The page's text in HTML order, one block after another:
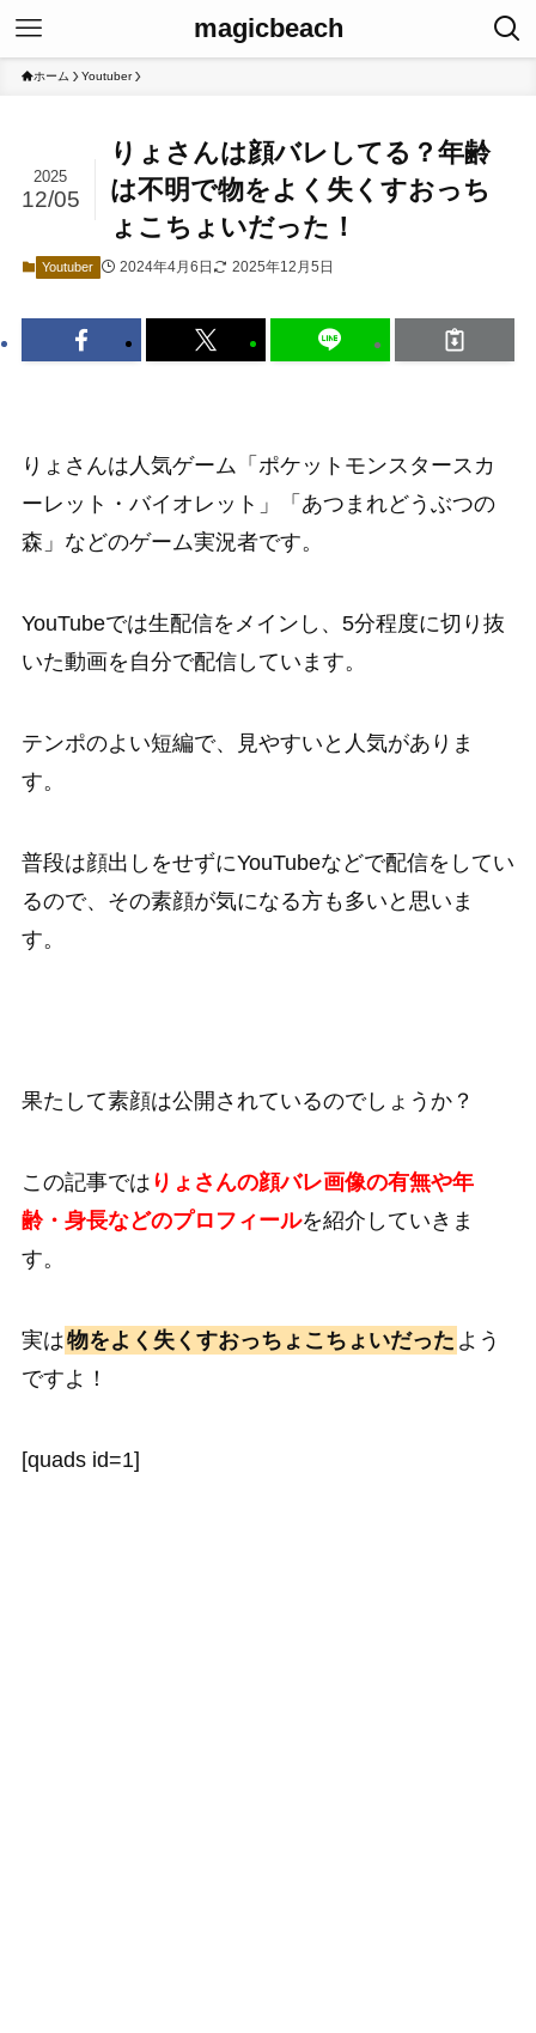
magicbeach
ホーム Youtuber
りょさんは顔バレしてる？年齢
は不明で物をよく失くすおっち
ょこちょいだった！
2025
12/05
Youtuber 2024年4月6日 2025年12月5日
りょさんは人気ゲーム「ポケットモンスタースカ
ーレット・バイオレット」「あつまれどうぶつの
森」などのゲーム実況者です。
YouTubeでは生配信をメインし、5分程度に切り抜
いた動画を自分で配信しています。
テンポのよい短編で、見やすいと人気がありま
す。
普段は顔出しをせずにYouTubeなどで配信をしてい
るので、その素顔が気になる方も多いと思いま
す。
果たして素顔は公開されているのでしょうか？
この記事では りょさんの顔バレ画像の有無や年
齢・身長などのプロフィールを紹介していきま
す。
実は物をよく失くすおっちょこちょいだった よう
ですよ！
[quads id=1]